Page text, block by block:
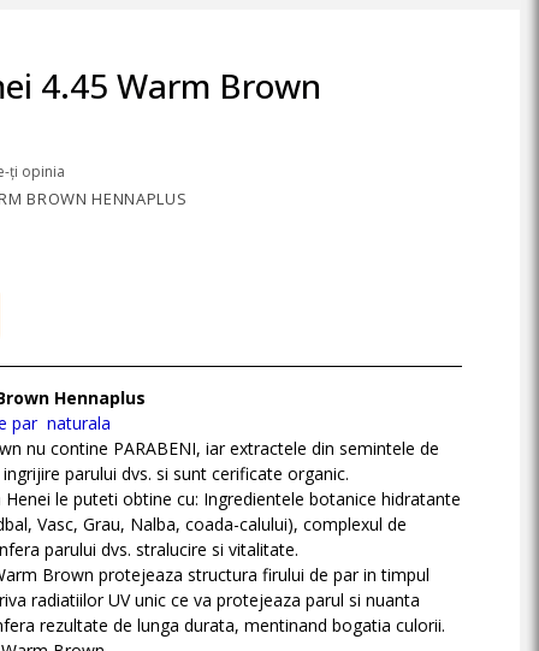
4.45 Warm Brown
ți opinia
BROWN HENNAPLUS
Hennaplus
par naturala
nu contine PARABENI, iar extractele din semintele de
parului dvs. si sunt cerificate organic.
le puteti obtine cu: Ingredientele botanice hidratante
Vasc, Grau, Nalba, coada-calului), complexul de
parului dvs. stralucire si vitalitate.
Brown protejeaza structura firului de par in timpul
radiatiilor UV unic ce va protejeaza parul si nuanta
rezultate de lunga durata, mentinand bogatia culorii.